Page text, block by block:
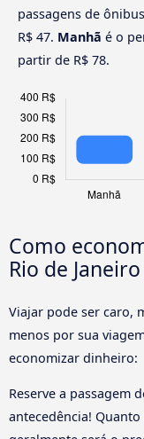
passagens de
R$ 47. Manhã é o
partir de R$ 78.
Como
Rio de
Viajar pode ser caro,
menos por sua
economizar dinheiro:
Reserve a passagem
antecedência!